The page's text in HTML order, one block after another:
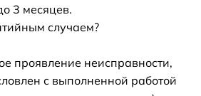
3 месяцев.
случаем?
проявление неисправности,
с выполненной работой